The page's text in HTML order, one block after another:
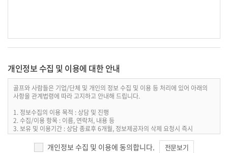
개인정보 수집 및 이용에 대한 안내
골프와 사람들은 기업/단체 및 개인의 정보 수집 및 이용 등 처리에 있어 아래의
사항을 관계법령에 따라 고지하고 안내해 드립니다.
1. 정보수집의 이용 목적 : 상담 및 진행
2. 수집/이용 항목 : 이름, 연락처, 내용 등
3. 보유 및 이용기간 : 상담 종료후 6개월, 정보제공자의 삭제 요청시 즉시
4. 개인정보처리담당 : 전화 02-856-2800 / 이메일
gnp2800@golfnpeople.co.kr
개인정보 수집 및 이용에 동의합니다. 전문보기